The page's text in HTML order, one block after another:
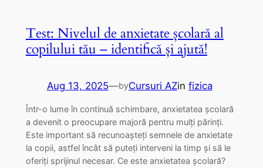
Test: Nivelul de anxietate școlară al
copilului tău – identifică și ajută!
Aug 13, 2025—byCursuri AZin fizica
Într-o lume în continuă schimbare, anxietatea școlară
a devenit o preocupare majoră pentru mulți părinți.
Este important să recunoașteți semnele de anxietate
la copii, astfel încât să puteți interveni la timp și să le
oferiți sprijinul necesar. Ce este anxietatea școlară?